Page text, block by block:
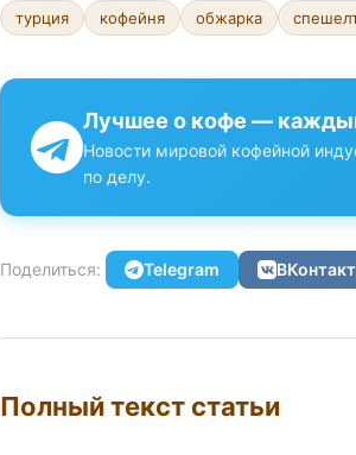
турция кофейня обжарка
Лучшее о кофе —
Новости мировой кофейной
по делу.
Поделиться: Telegram
Полный текст статьи